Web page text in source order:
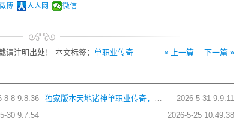
博 人人网 微信
« 上一篇 下一篇 »
注明出处！ 本文标签： 单职业传奇
8-8 9:8:36 2026-5-31 9:9:11
独家版本天地诸神单职业传奇，如何快速提升战力？
30 9:7:54
2026-5-25 10:49:38